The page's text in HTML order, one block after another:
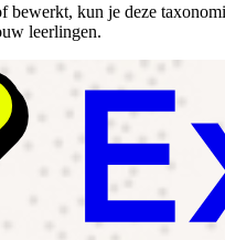
bewerkt, kun je deze
leerlingen.